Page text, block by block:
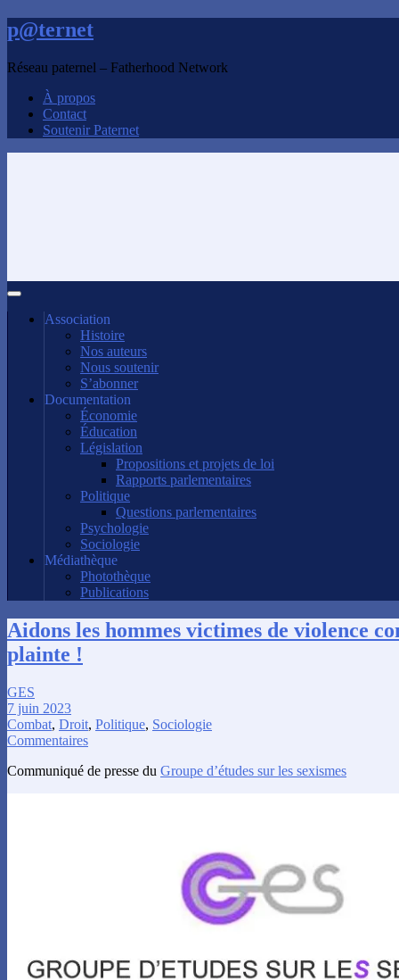
p@ternet
Réseau paternel – Fatherhood Network
À propos
Contact
Soutenir Paternet
Association
Histoire
Nos auteurs
Nous soutenir
S’abonner
Documentation
Économie
Éducation
Législation
Propositions et projets de loi
Rapports parlementaires
Politique
Questions parlementaires
Psychologie
Sociologie
Médiathèque
Photothèque
Publications
Aidons les hommes victimes de violence
plainte !
GES
7 juin 2023
Combat, Droit, Politique, Sociologie
Commentaires
Communiqué de presse du Groupe d’études sur les sexismes